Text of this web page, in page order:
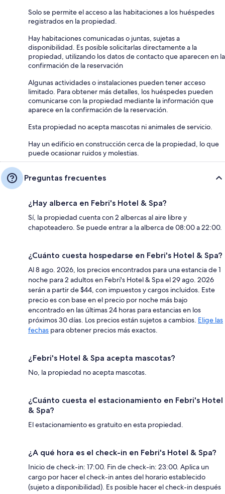
Solo se permite el acceso a las habitaciones a los huéspedes
registrados en la propiedad.
Hay habitaciones comunicadas o juntas, sujetas a
disponibilidad. Es posible solicitarlas directamente a la
propiedad, utilizando los datos de contacto que aparecen en la
confirmación de la reservación
Algunas actividades o instalaciones pueden tener acceso
limitado. Para obtener más detalles, los huéspedes pueden
comunicarse con la propiedad mediante la información que
aparece en la confirmación de la reservación.
Esta propiedad no acepta mascotas ni animales de servicio.
Hay un edificio en construcción cerca de la propiedad, lo que
puede ocasionar ruidos y molestias.
Preguntas frecuentes
¿Hay alberca en Febri's Hotel & Spa?
Sí, la propiedad cuenta con 2 albercas al aire libre y
chapoteadero. Se puede entrar a la alberca de 08:00 a 22:00.
¿Cuánto cuesta hospedarse en Febri's Hotel & Spa?
Al 8 ago. 2026, los precios encontrados para una estancia de 1
noche para 2 adultos en Febri's Hotel & Spa el 29 ago. 2026
serán a partir de $44, con impuestos y cargos incluidos. Este
precio es con base en el precio por noche más bajo
encontrado en las últimas 24 horas para estancias en los
próximos 30 días. Los precios están sujetos a cambios. Elige las
fechas para obtener precios más exactos.
¿Febri's Hotel & Spa acepta mascotas?
No, la propiedad no acepta mascotas.
¿Cuánto cuesta el estacionamiento en Febri's Hotel
& Spa?
El estacionamiento es gratuito en esta propiedad.
¿A qué hora es el check-in en Febri's Hotel & Spa?
Inicio de check-in: 17:00. Fin de check-in: 23:00. Aplica un
cargo por hacer el check-in antes del horario establecido
(sujeto a disponibilidad). Es posible hacer el check-in después